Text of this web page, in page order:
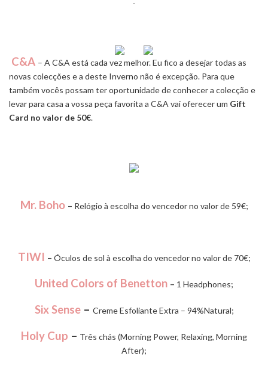
C&A – A C&A está cada vez melhor. Eu fico a desejar todas as
novas colecções e a deste Inverno não é excepção. Para que
também vocês possam ter oportunidade de conhecer a colecção e
levar para casa a vossa peça favorita a C&A vai oferecer um Gift
Card no valor de 50€.
Mr. Boho – Relógio à escolha do vencedor no valor de 59€;
TIWI – Óculos de sol à escolha do vencedor no valor de 70€;
United Colors of Benetton – 1 Headphones;
Six Sense– Creme Esfoliante Extra – 94%Natural;
Holy Cup – Três chás (Morning Power, Relaxing, Morning
After);